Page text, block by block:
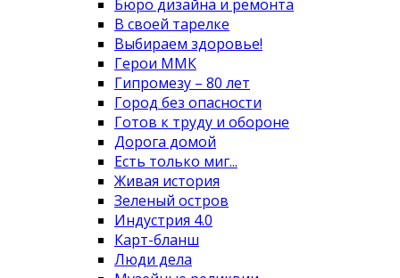
Бюро дизайна и ремонта
В своей тарелке
Выбираем здоровье!
Герои ММК
Гипромезу – 80 лет
Город без опасности
Готов к труду и обороне
Дорога домой
Есть только миг...
Живая история
Зеленый остров
Индустрия 4.0
Карт-бланш
Люди дела